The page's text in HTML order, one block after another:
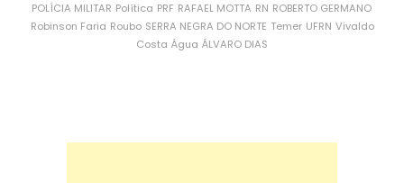
POLÍCIA MILITAR Política PRF RAFAEL MOTTA RN ROBERTO GERMANO
Robinson Faria Roubo SERRA NEGRA DO NORTE Temer UFRN Vivaldo
Costa Água ÁLVARO DIAS